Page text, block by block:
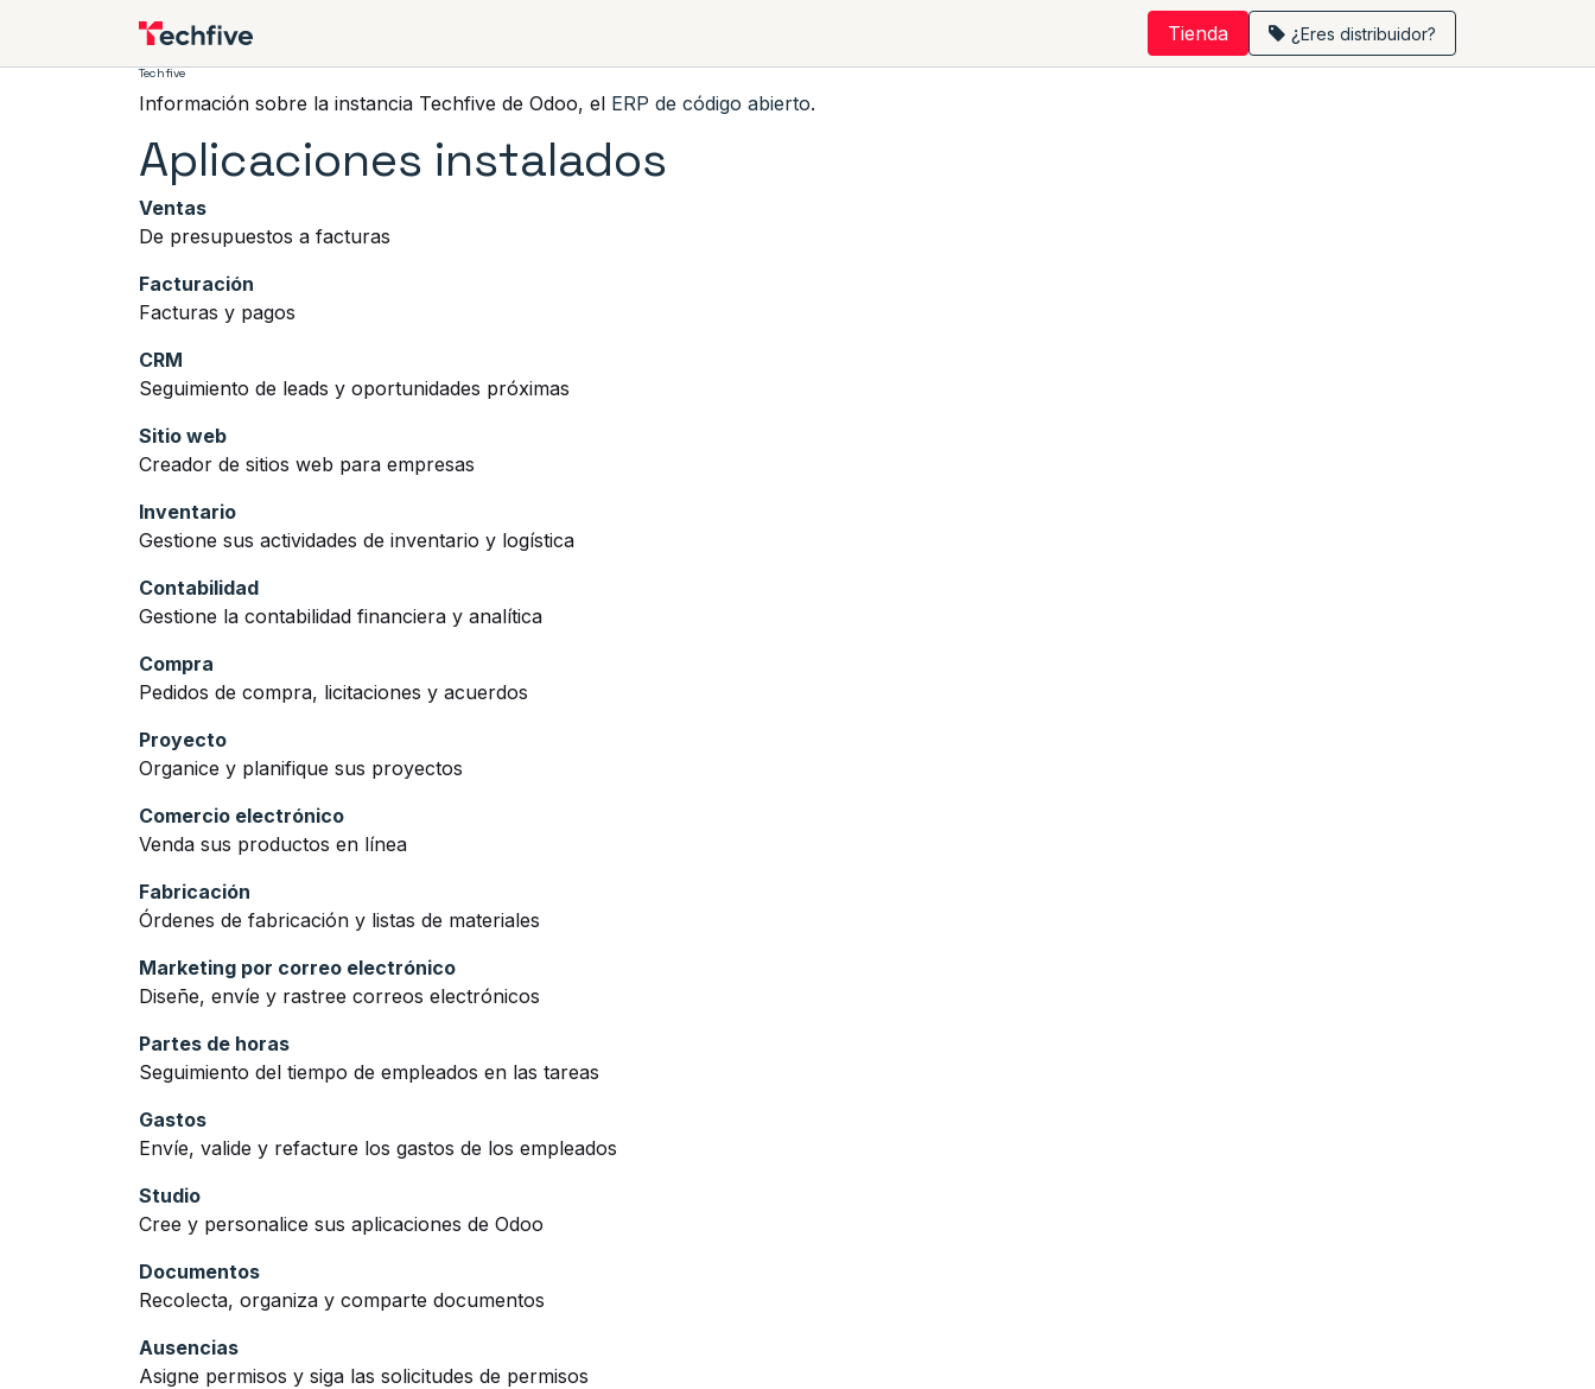
Tienda ¿Eres distribuidor?
Techfive
Información sobre la instancia Techfive de Odoo, el ERP de código abierto.
Aplicaciones instalados
Ventas
De presupuestos a facturas
Facturación
Facturas y pagos
CRM
Seguimiento de leads y oportunidades próximas
Sitio web
Creador de sitios web para empresas
Inventario
Gestione sus actividades de inventario y logística
Contabilidad
Gestione la contabilidad financiera y analítica
Compra
Pedidos de compra, licitaciones y acuerdos
Proyecto
Organice y planifique sus proyectos
Comercio electrónico
Venda sus productos en línea
Fabricación
Órdenes de fabricación y listas de materiales
Marketing por correo electrónico
Diseñe, envíe y rastree correos electrónicos
Partes de horas
Seguimiento del tiempo de empleados en las tareas
Gastos
Envíe, valide y refacture los gastos de los empleados
Studio
Cree y personalice sus aplicaciones de Odoo
Documentos
Recolecta, organiza y comparte documentos
Ausencias
Asigne permisos y siga las solicitudes de permisos